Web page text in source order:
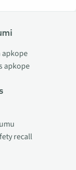
apkope
apkope
recall